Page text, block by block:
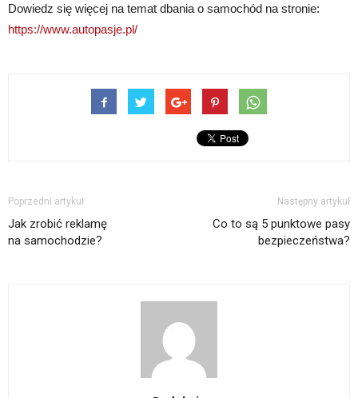
Dowiedz się więcej na temat dbania o samochód na stronie:
https://www.autopasje.pl/
Poprzedni artykuł
Jak zrobić reklamę
na samochodzie?
Następny artykuł
Co to są 5 punktowe pasy
bezpieczeństwa?